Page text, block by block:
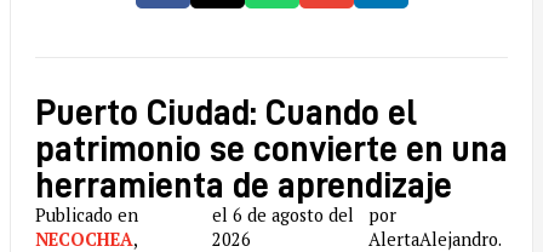
Puerto Ciudad: Cuando el
patrimonio se convierte en una
herramienta de aprendizaje
Publicado en
NECOCHEA,
el 6 de agosto del
2026
por
AlertaAlejandro.